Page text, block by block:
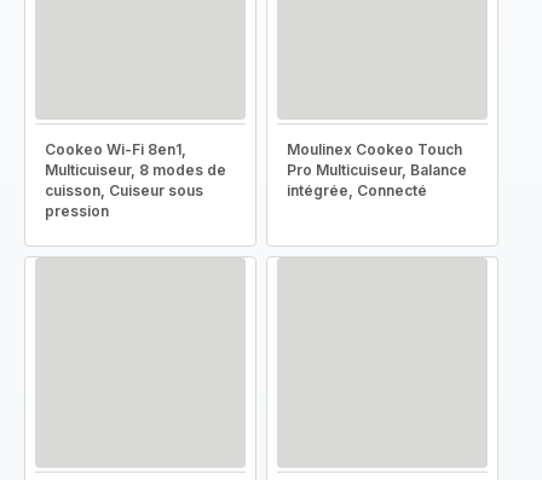
Cookeo Wi-Fi 8en1,
Multicuiseur, 8 modes de
cuisson, Cuiseur sous
pression
Moulinex Cookeo Touch
Pro Multicuiseur, Balance
intégrée, Connecté